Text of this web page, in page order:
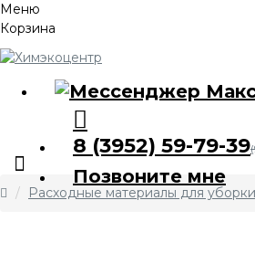
Меню
Корзина
8 (3952) 59-79-39
Позвоните мне
Расходные материалы для